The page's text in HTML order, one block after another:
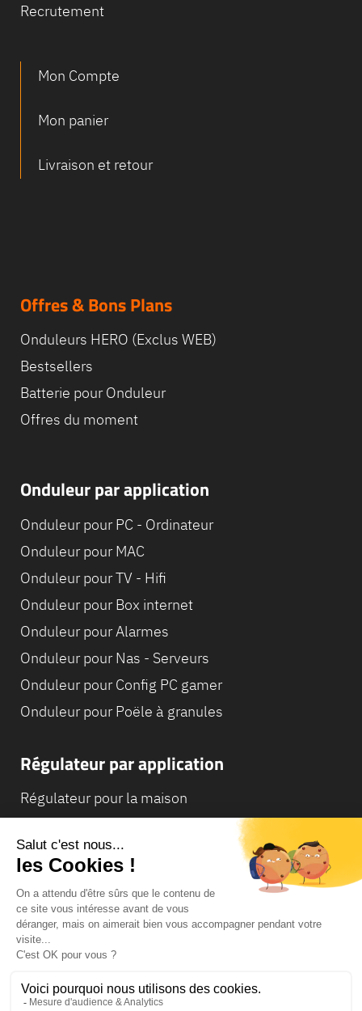
Recrutement
Mon Compte
Mon panier
Livraison et retour
Offres & Bons Plans
Onduleurs HERO (Exclus WEB)
Bestsellers
Batterie pour Onduleur
Offres du moment
Onduleur par application
Onduleur pour PC - Ordinateur
Onduleur pour MAC
Onduleur pour TV - Hifi
Onduleur pour Box internet
Onduleur pour Alarmes
Onduleur pour Nas - Serveurs
Onduleur pour Config PC gamer
Onduleur pour Poële à granules
Régulateur par application
Régulateur pour la maison
Régulateur pour Chaudière
© Infosec
Conditions générales de vente